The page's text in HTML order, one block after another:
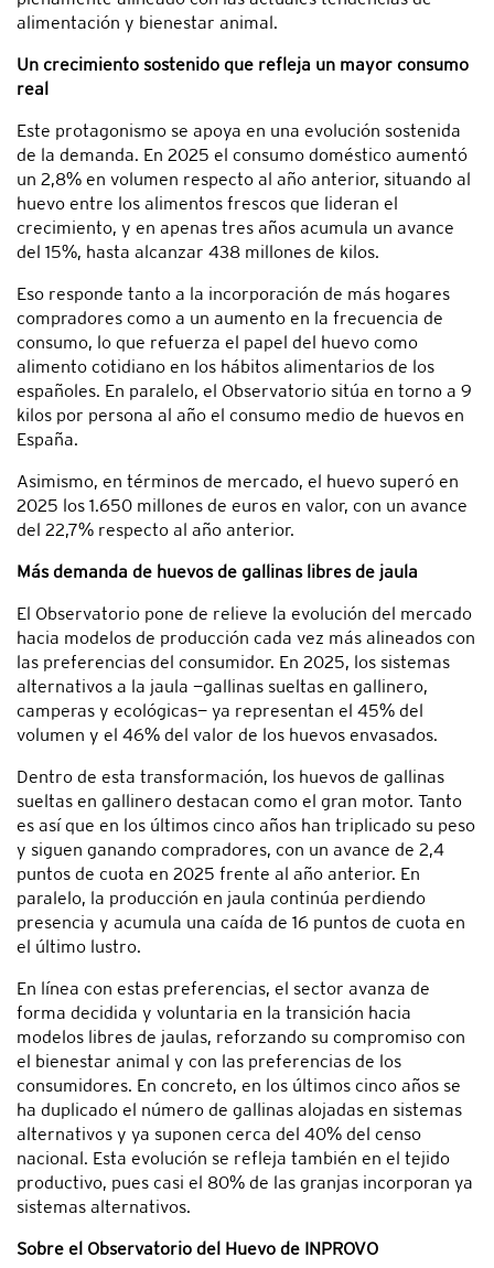
alimentación y bienestar animal.
Un crecimiento sostenido que refleja un mayor consumo
real
Este protagonismo se apoya en una evolución sostenida
de la demanda. En 2025 el consumo doméstico aumentó
un 2,8% en volumen respecto al año anterior, situando al
huevo entre los alimentos frescos que lideran el
crecimiento, y en apenas tres años acumula un avance
del 15%, hasta alcanzar 438 millones de kilos.
Eso responde tanto a la incorporación de más hogares
compradores como a un aumento en la frecuencia de
consumo, lo que refuerza el papel del huevo como
alimento cotidiano en los hábitos alimentarios de los
españoles. En paralelo, el Observatorio sitúa en torno a 9
kilos por persona al año el consumo medio de huevos en
España.
Asimismo, en términos de mercado, el huevo superó en
2025 los 1.650 millones de euros en valor, con un avance
del 22,7% respecto al año anterior.
Más demanda de huevos de gallinas libres de jaula
El Observatorio pone de relieve la evolución del mercado
hacia modelos de producción cada vez más alineados con
las preferencias del consumidor. En 2025, los sistemas
alternativos a la jaula —gallinas sueltas en gallinero,
camperas y ecológicas— ya representan el 45% del
volumen y el 46% del valor de los huevos envasados.
Dentro de esta transformación, los huevos de gallinas
sueltas en gallinero destacan como el gran motor. Tanto
es así que en los últimos cinco años han triplicado su peso
y siguen ganando compradores, con un avance de 2,4
puntos de cuota en 2025 frente al año anterior. En
paralelo, la producción en jaula continúa perdiendo
presencia y acumula una caída de 16 puntos de cuota en
el último lustro.
En línea con estas preferencias, el sector avanza de
forma decidida y voluntaria en la transición hacia
modelos libres de jaulas, reforzando su compromiso con
el bienestar animal y con las preferencias de los
consumidores. En concreto, en los últimos cinco años se
ha duplicado el número de gallinas alojadas en sistemas
alternativos y ya suponen cerca del 40% del censo
nacional. Esta evolución se refleja también en el tejido
productivo, pues casi el 80% de las granjas incorporan ya
sistemas alternativos.
Sobre el Observatorio del Huevo de INPROVO